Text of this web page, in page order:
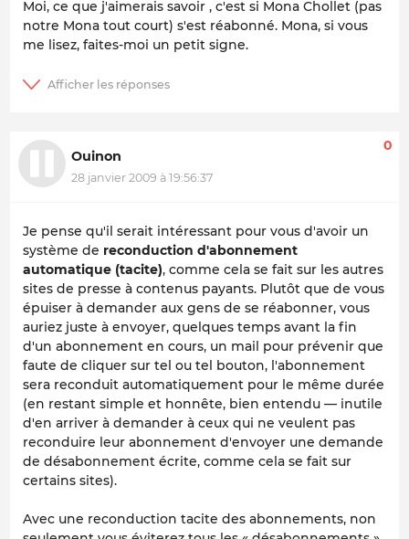
Moi, ce que j'aimerais savoir , c'est si Mona Chollet (pas
notre Mona tout court) s'est réabonné. Mona, si vous
me lisez, faites-moi un petit signe.
Ouinon
28 janvier 2009 à 19:56:37
0
Je pense qu'il serait intéressant pour vous d'avoir un
système de reconduction d'abonnement
automatique (tacite), comme cela se fait sur les autres
sites de presse à contenus payants. Plutôt que de vous
épuiser à demander aux gens de se réabonner, vous
auriez juste à envoyer, quelques temps avant la fin
d'un abonnement en cours, un mail pour prévenir que
faute de cliquer sur tel ou tel bouton, l'abonnement
sera reconduit automatiquement pour le même durée
(en restant simple et honnête, bien entendu — inutile
d'en arriver à demander à ceux qui ne veulent pas
reconduire leur abonnement d'envoyer une demande
de désabonnement écrite, comme cela se fait sur
certains sites).
Avec une reconduction tacite des abonnements, non